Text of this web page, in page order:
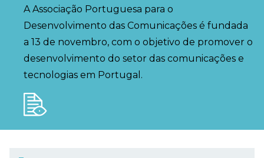
A Associação Portuguesa para o
Desenvolvimento das Comunicações é fundada
a 13 de novembro, com o objetivo de promover o
desenvolvimento do setor das comunicações e
tecnologias em Portugal.